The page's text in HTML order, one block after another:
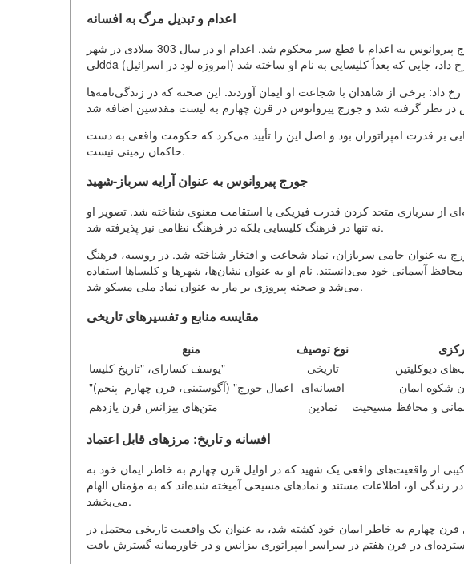
اعدام و تبدیل مرگ به افسانه
بر اساس افسانه، پس از شکنجه‌های متعدد، جورج پیروانوس به اعدام با قطع سر محکوم شد. اعدام او در سال 303 میلادی در شهر
برخی از شاهدان با شجاعت او ایمان آوردند. این صحنه که در زندگی‌نامه‌ها
بر قدرت امپراتوران بود و اصل این را تأیید می‌کرد که حکومت واقعی به دست
حاکمان زمینی نیست.
جورج پیروانوس به عنوان آرایه سرباز-شهید
از سربازی متحد کردن قدرت فیزیکی با استقامت معنوی شناخته شد. تصویر او
نه تنها در فرهنگ کلیسایی بلکه در فرهنگ نظامی نیز پذیرفته شد.
عنوان حامی سربازان، نماد شجاعت و افتخار شناخته شد. در روسیه، فرهنگ
آسمانی خود می‌دانستند. نام او به عنوان نشان‌ها، شهرها و کلیساها استفاده
می‌شد و صحنه پیروزی بر مار به عنوان نماد ملی مسکو شد.
مقایسه منابع و تفسیرهای تاریخی
منبع نوع توصیف
یوسف کسارای، "تاریخ کلیسا"
تاریخی
دیوکلیتین
"اعمال جورج" (آگوستینی، قرن چهارم–پنجم) افسانه‌ای
شکوه ایمان
متن‌های بیزانس قرن یازدهم
نمادین و محافظ مسیحیت
افسانه و تاریخ: مرزهای قابل اعتماد
از واقعیت‌های واقعی یک شهید که در اوایل قرن چهارم به خاطر ایمان خود به
او، اطلاعات مستند و نمادهای مسیحی آمیخته شده‌اند که به مؤمنان الهام
می‌بخشد.
چهارم به خاطر ایمان خود کشته شد، به عنوان یک واقعیت تاریخی محتمل در